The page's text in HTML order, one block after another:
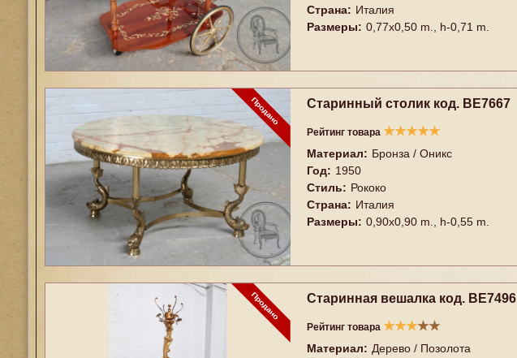
Страна: Италия
Размеры: 0,77x0,50 m., h-0,71 m.
Старинный столик код. BE7667
Рейтинг товара ★★★★★
Материал: Бронза / Оникс
Год: 1950
Стиль: Рококо
Страна: Италия
Размеры: 0,90x0,90 m., h-0,55 m.
Старинная вешалка код. BE7496
Рейтинг товара ★★★★★
Материал: Дерево / Позолота